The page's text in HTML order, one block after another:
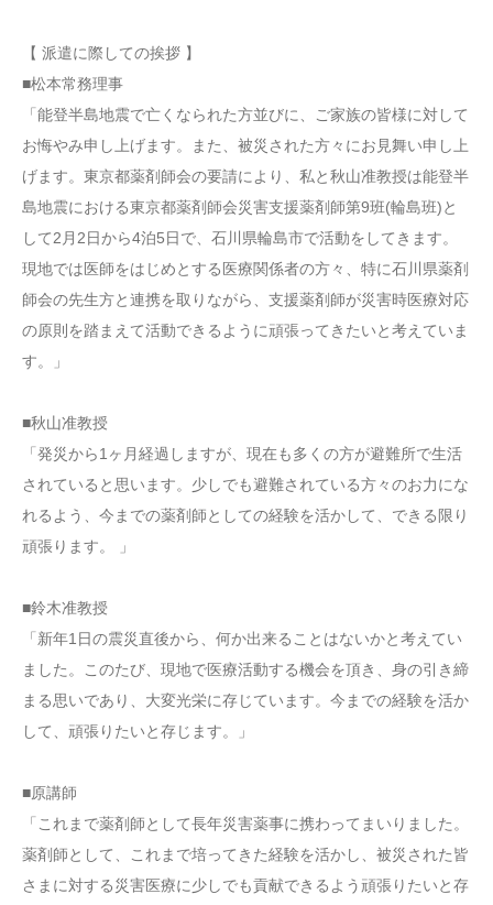
【 派遣に際しての挨拶 】
■松本常務理事
「能登半島地震で亡くなられた方並びに、ご家族の皆様に対して
お悔やみ申し上げます。また、被災された方々にお見舞い申し上
げます。東京都薬剤師会の要請により、私と秋山准教授は能登半
島地震における東京都薬剤師会災害支援薬剤師第9班(輪島班)と
して2月2日から4泊5日で、石川県輪島市で活動をしてきます。
現地では医師をはじめとする医療関係者の方々、特に石川県薬剤
師会の先生方と連携を取りながら、支援薬剤師が災害時医療対応
の原則を踏まえて活動できるように頑張ってきたいと考えていま
す。」
■秋山准教授
「発災から1ヶ月経過しますが、現在も多くの方が避難所で生活
されていると思います。少しでも避難されている方々のお力にな
れるよう、今までの薬剤師としての経験を活かして、できる限り
頑張ります。 」
■鈴木准教授
「新年1日の震災直後から、何か出来ることはないかと考えてい
ました。このたび、現地で医療活動する機会を頂き、身の引き締
まる思いであり、大変光栄に存じています。今までの経験を活か
して、頑張りたいと存じます。」
■原講師
「これまで薬剤師として長年災害薬事に携わってまいりました。
薬剤師として、これまで培ってきた経験を活かし、被災された皆
さまに対する災害医療に少しでも貢献できるよう頑張りたいと存